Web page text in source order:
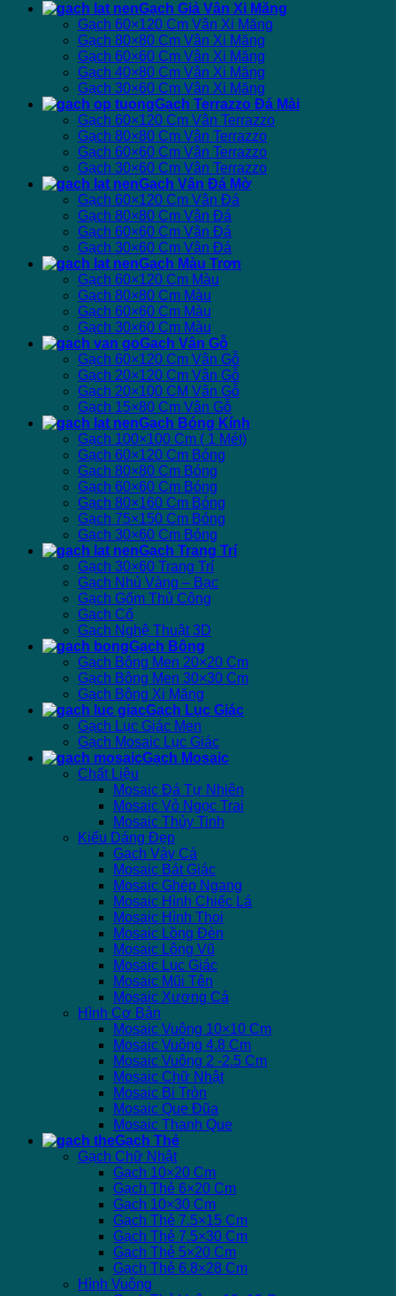
Gạch Giả Vân Xi Măng
Gạch 60×120 Cm Vân Xi Măng
Gạch 80×80 Cm Vân Xi Măng
Gạch 60×60 Cm Vân Xi Măng
Gạch 40×80 Cm Vân Xi Măng
Gạch 30×60 Cm Vân Xi Măng
Gạch Terrazzo Đá Mài
Gạch 60×120 Cm Vân Terrazzo
Gạch 80×80 Cm Vân Terrazzo
Gạch 60×60 Cm Vân Terrazzo
Gạch 30×60 Cm Vân Terrazzo
Gạch Vân Đá Mờ
Gạch 60×120 Cm Vân Đá
Gạch 80×80 Cm Vân Đá
Gạch 60×60 Cm Vân Đá
Gạch 30×60 Cm Vân Đá
Gạch Màu Trơn
Gạch 60×120 Cm Màu
Gạch 80×80 Cm Màu
Gạch 60×60 Cm Màu
Gạch 30×60 Cm Màu
Gạch Vân Gỗ
Gạch 60×120 Cm Vân Gỗ
Gạch 20×120 Cm Vân Gỗ
Gạch 20×100 CM Vân Gỗ
Gạch 15×80 Cm Vân Gỗ
Gạch Bóng Kính
Gạch 100×100 Cm ( 1 Mét)
Gạch 60×120 Cm Bóng
Gạch 80×80 Cm Bóng
Gạch 60×60 Cm Bóng
Gạch 80×160 Cm Bóng
Gạch 75×150 Cm Bóng
Gạch 30×60 Cm Bóng
Gạch Trang Trí
Gạch 30×60 Trang Trí
Gạch Nhủ Vàng – Bạc
Gạch Gốm Thủ Công
Gạch Cổ
Gạch Nghệ Thuật 3D
Gạch Bông
Gạch Bông Men 20×20 Cm
Gạch Bông Men 30×30 Cm
Gạch Bông Xi Măng
Gạch Lục Giác
Gạch Lục Giác Men
Gạch Mosaic Lục Giác
Gạch Mosaic
Chất Liệu
Mosaic Đá Tự Nhiên
Mosaic Vỏ Ngọc Trai
Mosaic Thủy Tinh
Kiểu Dáng Đẹp
Gạch Vảy Cá
Mosaic Bát Giác
Mosaic Ghép Ngang
Mosaic Hình Chiếc Lá
Mosaic Hình Thoi
Mosaic Lồng Đèn
Mosaic Lông Vũ
Mosaic Lục Giác
Mosaic Mũi Tên
Mosaic Xương Cá
Hình Cơ Bản
Mosaic Vuông 10×10 Cm
Mosaic Vuông 4.8 Cm
Mosaic Vuông 2 -2.5 Cm
Mosaic Chữ Nhật
Mosaic Bi Tròn
Mosaic Que Đũa
Mosaic Thanh Que
Gạch Thẻ
Gạch Chữ Nhật
Gạch 10×20 Cm
Gạch Thẻ 6×20 Cm
Gạch 10×30 Cm
Gạch Thẻ 7.5×15 Cm
Gạch Thẻ 7.5×30 Cm
Gạch Thẻ 5×20 Cm
Gạch Thẻ 6.8×28 Cm
Hình Vuông